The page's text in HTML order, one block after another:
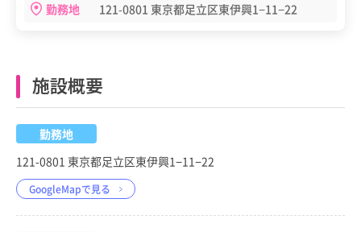
勤務地
121-0801 東京都足立区東伊興1−11−22
施設概要
勤務地
121-0801 東京都足立区東伊興1−11−22
GoogleMapで見る